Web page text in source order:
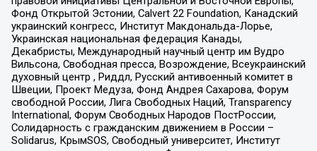
Фонд Открытой Эстонии, Calvert 22 Foundation, Канадский
украинский конгресс, Институт Макдональда-Лорье,
Украинская национальная федерация Канады,
Декабристы, Международный научный центр им Вудро
Вильсона, Свободная пресса, Возрождение, Всеукраинский
духовный центр , Риддл, Русский антивоенный комитет в
Швеции, Проект Медуза, Фонд Андрея Сахарова, Форум
свободной России, Лига Свободных Наций, Transparеncy
International, Форум Свободных Народов ПостРоссии,
Солидарность с гражданским движением в России –
Solidarus, КрымSOS, Свободный университет, Институт